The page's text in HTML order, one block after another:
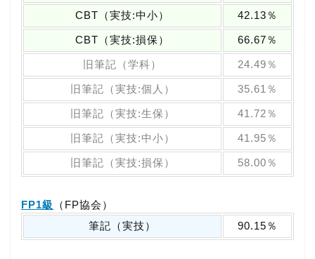
CBT（実技:中小） 42.13％
CBT（実技:損保） 66.67％
旧筆記（学科） 24.49％
旧筆記（実技:個人） 35.61％
旧筆記（実技:生保） 41.72％
旧筆記（実技:中小） 41.95％
旧筆記（実技:損保） 58.00％
FP1級
（FP協会）
筆記（実技）
90.15％